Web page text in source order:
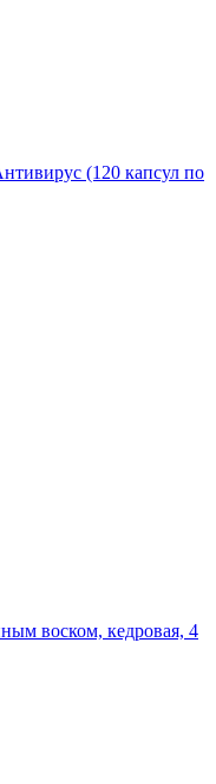
(120 капсул по
воском, кедровая, 4